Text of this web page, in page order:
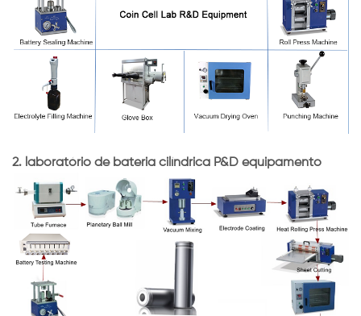
2. laboratório de bateria cilíndrica P&D equipamento